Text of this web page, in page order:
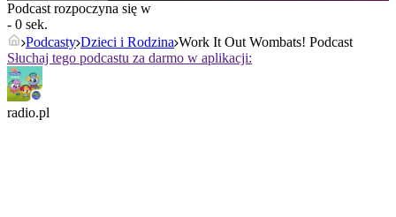
Podcast rozpoczyna się w
- 0 sek.
Podcasty Dzieci i Rodzina Work It Out Wombats! Podcast
Słuchaj tego podcastu za darmo w aplikacji:
radio.pl